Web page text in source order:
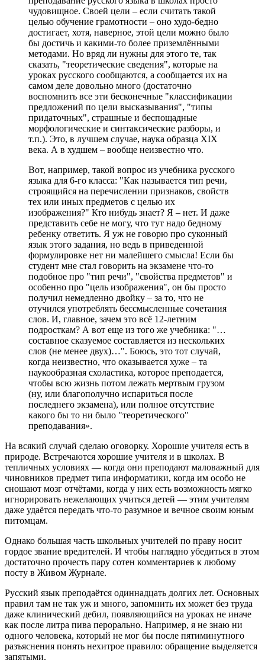
чудовищное. Своей цели – если считать такой
целью обучение грамотности – оно худо-бедно
достигает, хотя, наверное, этой цели можно было
бы достичь и какими-то более приземлёнными
методами. Но вряд ли нужны для этого те, так
сказать, "теоретические сведения", которые на
уроках русского сообщаются, а сообщается их на
самом деле довольно много (достаточно
воспомнить все эти бесконечные "классификации
предложений по цели высказывания", "типы
придаточных", страшные и беспощадные
морфологические и синтаксические разборы, и
т.п.). Это, в лучшем случае, наука образца XIX
века. А в худшем – вообще неизвестно что.
Вот, например, такой вопрос из учебника русского
языка для 6-го класса: "Как называется тип речи,
строящийся на перечислении признаков, свойств
тех или иных предметов с целью их
изображения?" Кто нибудь знает? Я – нет. И даже
представить себе не могу, что тут надо бедному
ребенку ответить. Я уж не говорю про суконный
язык этого задания, но ведь в приведенной
формулировке нет ни малейшего смысла! Если бы
студент мне стал говорить на экзамене что-то
подобное про "тип речи", "свойства предметов" и
особенно про "цель изображения", он бы просто
получил немедленно двойку – за то, что не
отучился употреблять бессмысленные сочетания
слов. И, главное, зачем это всё 12-летним
подросткам? А вот еще из того же учебника: "…
составное сказуемое составляется из нескольких
слов (не менее двух)…". Боюсь, это тот случай,
когда неизвестно, что оказывается хуже – та
наукообразная схоластика, которое преподается,
чтобы всю жизнь потом лежать мертвым грузом
(ну, или благополучно испариться после
последнего экзамена), или полное отсутствие
какого бы то ни было "теоретического"
преподавания».
На всякий случай сделаю оговорку. Хорошие учителя есть в
природе. Встречаются хорошие учителя и в школах. В
тепличных условиях — когда они преподают маловажный для
чиновников предмет типа информатики, когда им особо не
сношают мозг отчётами, когда у них есть возможность мягко
игнорировать нежелающих учиться детей — этим учителям
даже удаётся передать что-то разумное и вечное своим юным
питомцам.
Однако большая часть школьных учителей по праву носит
гордое звание вредителей. И чтобы наглядно убедиться в этом
достаточно прочесть пару сотен комментариев к любому
посту в Живом Журнале.
Русский язык преподаётся одиннадцать долгих лет. Основных
правил там не так уж и много, запомнить их может без труда
даже клинический дебил, появляющийся на уроках не иначе
как после литра пива перорально. Например, я не знаю ни
одного человека, который не мог бы после пятиминутного
разъяснения понять нехитрое правило: обращение выделяется
запятыми.